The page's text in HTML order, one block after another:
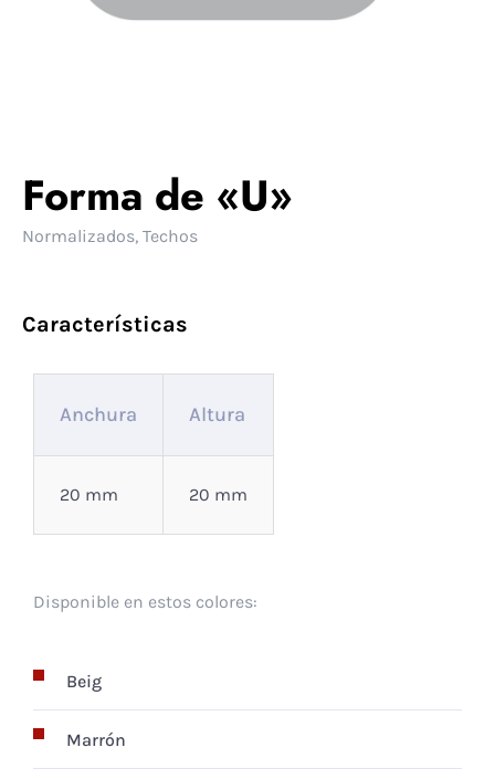
Forma de «U»
Normalizados, Techos
Características
Anchura Altura
20 mm 20 mm
Disponible en estos colores:
Beig
Marrón